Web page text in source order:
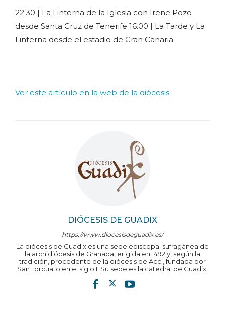
DIÓCESIS DE GUADIX
https://www.diocesisdeguadix.es/
La diócesis de Guadix es una sede episcopal sufragánea de
la archidiócesis de Granada, erigida en 1492 y, según la
tradición, procedente de la diócesis de Acci, fundada por
San Torcuato en el siglo I. Su sede es la catedral de Guadix.
22.30 | La Linterna de la Iglesia con Irene Pozo
desde Santa Cruz de Tenerife 16.00 | La Tarde y La
Linterna desde el estadio de Gran Canaria
Ver este artículo en la web de la diócesis